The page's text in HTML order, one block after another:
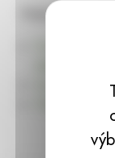
Pokračujte na
Úvodní
dárky |